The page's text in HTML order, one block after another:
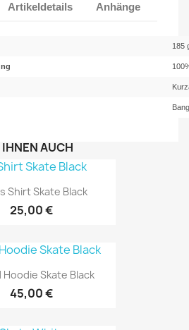
Artikeldetails Anhänge
185
AUCH
Shirt Skate Black
25,00 €
Hoodie Skate Black
45,00 €